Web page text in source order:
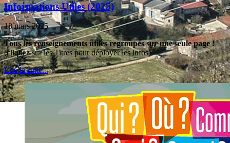
Informations Utiles (2025)
18 mars 2025
Tous les renseignements utiles regroupés sur une seule page !
(cliquez sur les Titres pour déployer les infos)
Lire la suite...